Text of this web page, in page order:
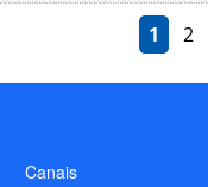
1 2
Canais